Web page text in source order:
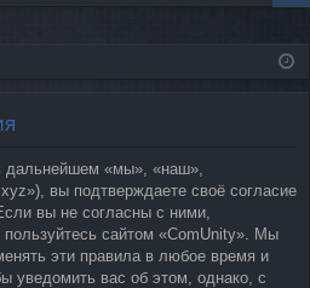
ис
ия
дальнейшем «мы», «наш»,
вы подтверждаете своё согласие
вы не согласны с ними,
пользуйтесь сайтом «ComUnity». Мы
эти правила в любое время и
уведомить вас об этом, однако, с